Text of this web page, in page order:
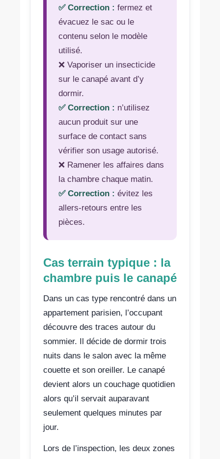
✅ Correction : fermez et
évacuez le sac ou le
contenu selon le modèle
utilisé.
❌ Vaporiser un insecticide
sur le canapé avant d’y
dormir.
✅ Correction : n’utilisez
aucun produit sur une
surface de contact sans
vérifier son usage autorisé.
❌ Ramener les affaires dans
la chambre chaque matin.
✅ Correction : évitez les
allers-retours entre les
pièces.
Cas terrain typique : la
chambre puis le canapé
Dans un cas type rencontré dans un
appartement parisien, l’occupant
découvre des traces autour du
sommier. Il décide de dormir trois
nuits dans le salon avec la même
couette et son oreiller. Le canapé
devient alors un couchage quotidien
alors qu’il servait auparavant
seulement quelques minutes par
jour.
Lors de l’inspection, les deux zones